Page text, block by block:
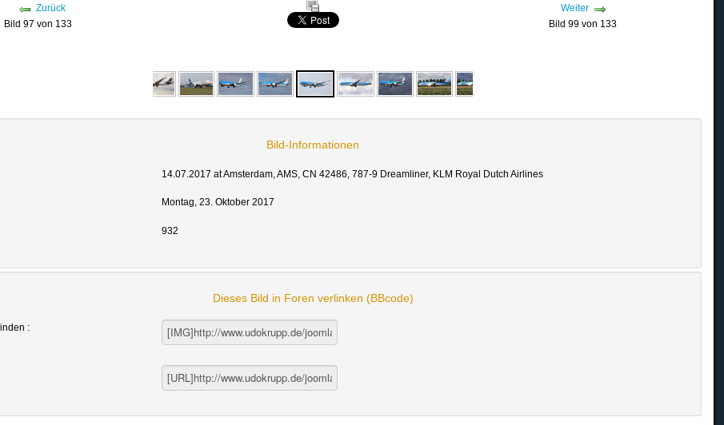
Zurück
Bild 97 von 133
Weiter
Bild 99 von 133
Bild-Informationen
14.07.2017 at Amsterdam, AMS, CN 42486, 787-9 Dreamliner, KLM Royal Dutch Airlines
Montag, 23. Oktober 2017
932
Dieses Bild in Foren verlinken (BBcode)
: